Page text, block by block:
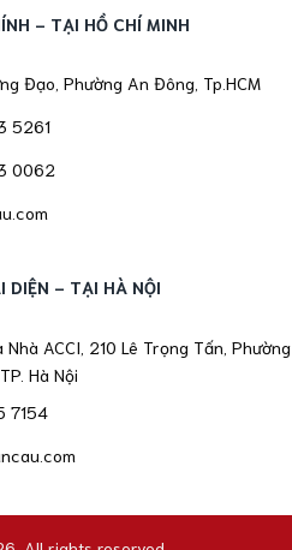
- TẠI HỒ CHÍ MINH
Đạo, Phường An Đông, Tp.HCM
5261
0062
DIỆN - TẠI HÀ NỘI
ACCI, 210 Lê Trọng Tấn, Phường
Hà Nội
7154